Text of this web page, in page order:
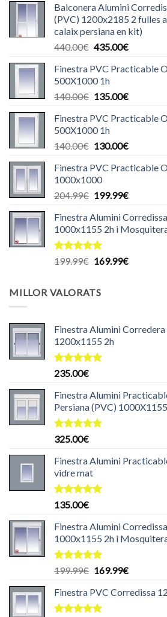
Balconera Alumini
(PVC) 1200x2185 2 fulles
calaix persiana en kit)
440.00€ El
original
era:
440.00€.
435.00€El
actual
435.00€.
Finestra PVC Practicable
500X1000 1h
140.00€ El
original
era:
140.00€.
135.00€El
actual
135.00€.
Finestra PVC Practicable
500X1000 1h
140.00€ El
original
era:
140.00€.
130.00€El
actual
130.00€.
Finestra PVC Practicable
1000x1000
204.99€ El
original
era:
204.99€.
199.99€El
actual
és:
Finestra Alumini
1000x1155 2h i
Puntuat
199.99€ El
era:
169.99€El
MILLOR VALORATS
Finestra Alumini
1200x1155 2h
Puntuat
de 5
235.00€
Finestra Alumini
Persiana (PVC)
Puntuat
de 5
325.00€
Finestra Alumini
vidre mat
Puntuat
de 5
135.00€
Finestra Alumini
1000x1155 2h i
Puntuat
de 5
199.99€ El
original
era:
169.99€El
actual
Finestra PVC Corredissa